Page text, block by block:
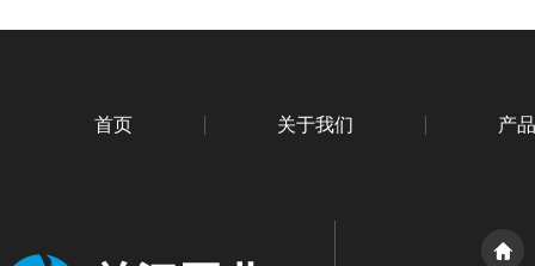
首页 关于我们 产